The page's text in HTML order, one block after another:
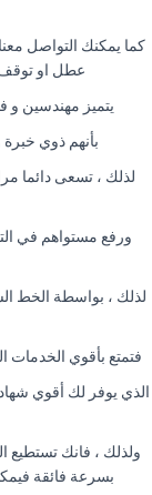
كما يمكنك التواصل
عطل او توقف
يتميز مهندسين و
بأنهم ذوي
لذلك ، تسعى دائما
ورفع مستواهم في
لذلك ، بواسطة الخط
فتمتع بأقوي الخدمات
الذي يوفر لك أقوي
ولذلك ، فانك تستطيع
بسرعة فائقة